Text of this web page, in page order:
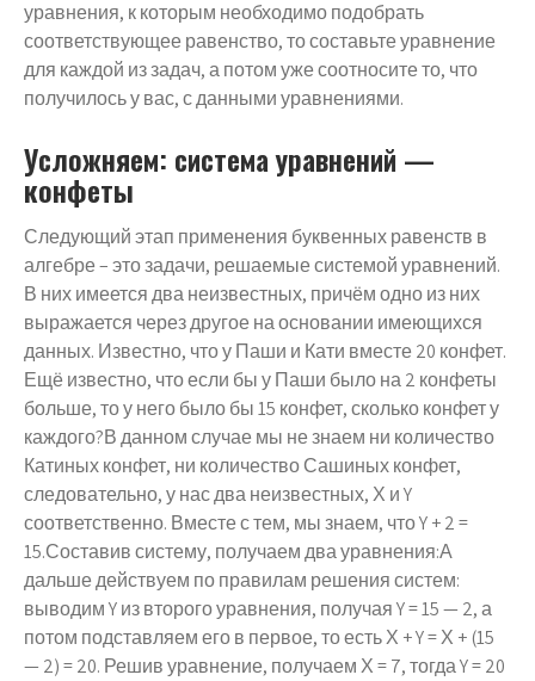
уравнения, к которым необходимо подобрать
соответствующее равенство, то составьте уравнение
для каждой из задач, а потом уже соотносите то, что
получилось у вас, с данными уравнениями.
Усложняем: система уравнений —
конфеты
Следующий этап применения буквенных равенств в
алгебре – это задачи, решаемые системой уравнений.
В них имеется два неизвестных, причём одно из них
выражается через другое на основании имеющихся
данных. Известно, что у Паши и Кати вместе 20 конфет.
Ещё известно, что если бы у Паши было на 2 конфеты
больше, то у него было бы 15 конфет, сколько конфет у
каждого?В данном случае мы не знаем ни количество
Катиных конфет, ни количество Сашиных конфет,
следовательно, у нас два неизвестных, Х и Y
соответственно. Вместе с тем, мы знаем, что Y + 2 =
15.Составив систему, получаем два уравнения:А
дальше действуем по правилам решения систем:
выводим Y из второго уравнения, получая Y = 15 — 2, а
потом подставляем его в первое, то есть Х + Y = Х + (15
— 2) = 20. Решив уравнение, получаем Х = 7, тогда Y = 20